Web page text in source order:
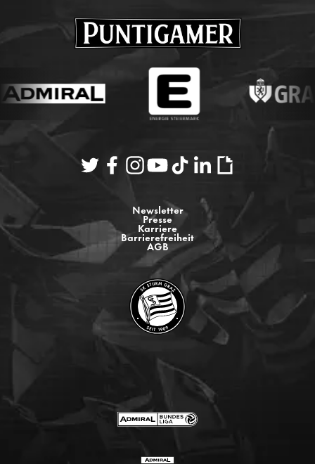
Newsletter
Presse
Karriere
Barrierefreiheit
AGB